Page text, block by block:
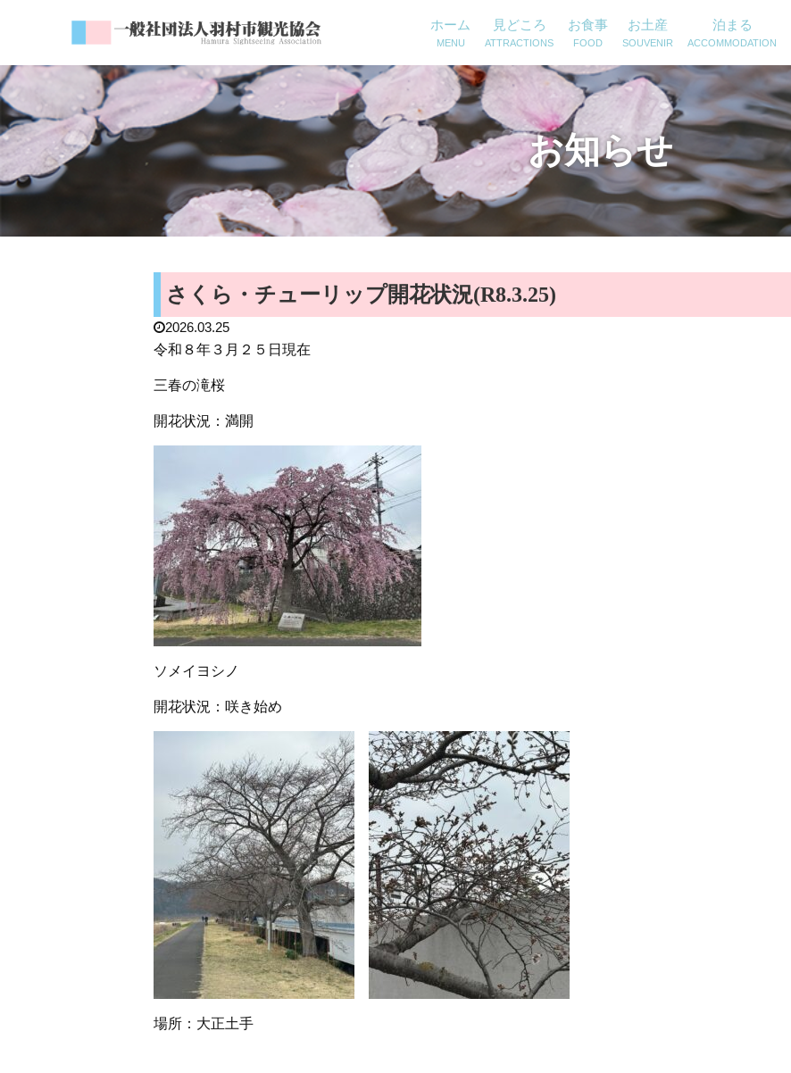
ホーム
MENU
見どころ
ATTRACTIONS
お食事
FOOD
お土産
SOUVENIR
泊まる
ACCOMMODATION
お知らせ
さくら・チューリップ開花状況(R8.3.25)
2026.03.25
令和８年３月２５日現在
三春の滝桜
開花状況：満開
ソメイヨシノ
開花状況：咲き始め
場所：大正土手